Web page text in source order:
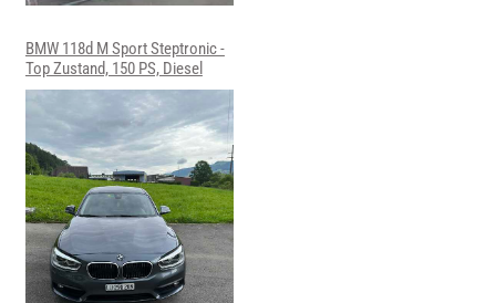
BMW 118d M Sport Steptronic -
Top Zustand, 150 PS, Diesel